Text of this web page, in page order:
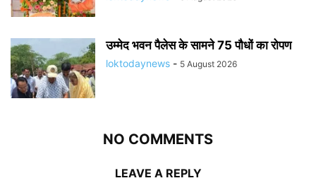
उम्मेद भवन पैलेस के सामने 75 पौधों का रोपण
loktodaynews - 5 August 2026
NO COMMENTS
LEAVE A REPLY